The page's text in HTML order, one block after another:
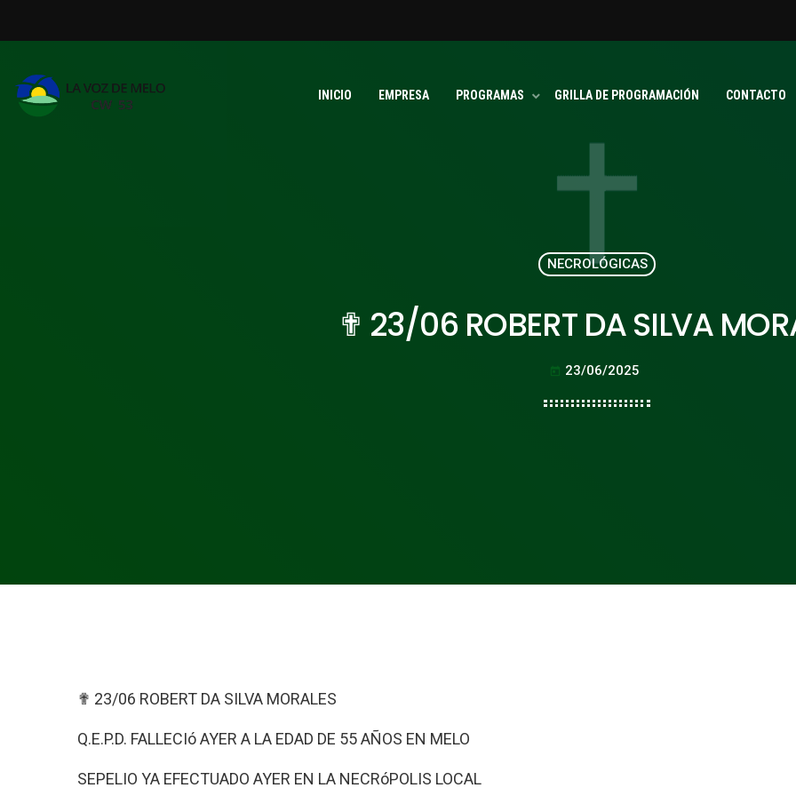
INICIO EMPRESA PROGRAMAS GRILLA DE PROGRAMACIÓN CONTACTO
NECROLÓGICAS
✟ 23/06 ROBERT DA SILVA
today 23/06/2025
✟ 23/06 ROBERT DA SILVA MORALES
Q.E.P.D. FALLECIó AYER A LA EDAD DE 55 AÑOS EN MELO
SEPELIO YA EFECTUADO AYER EN LA NECRóPOLIS LOCAL